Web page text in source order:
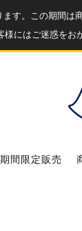
す。この期間
様にはご迷惑をお
期間限定販売